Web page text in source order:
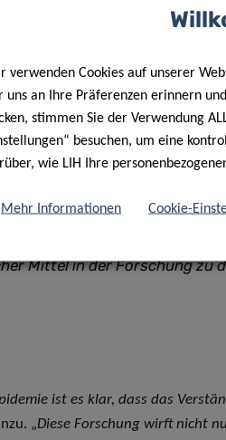
Sensibilisierungsrate und den
zwischen modernem
chronischer Entzündungen
Charakteristik von
für die Zukunft der
und jüngere
sind. Sie unterstreicht nicht
sondern zeigt auch die
Mittel in der Forschung zu
ist es klar, dass das
„Diese Forschung wirft nicht
verwenden Cookies auf unserer
uns an Ihre Präferenzen erinnern
stimmen Sie der Verwendung
besuchen, um eine
wie LIH Ihre
Mehr Informationen Cookie-